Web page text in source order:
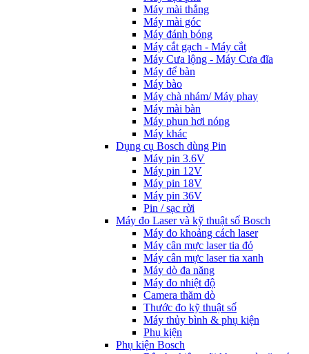
Máy mài thẳng
Máy mài góc
Máy đánh bóng
Máy cắt gạch - Máy cắt
Máy Cưa lộng - Máy Cưa đĩa
Máy để bàn
Máy bào
Máy chà nhám/ Máy phay
Máy mài bàn
Máy phun hơi nóng
Máy khác
Dụng cụ Bosch dùng Pin
Máy pin 3.6V
Máy pin 12V
Máy pin 18V
Máy pin 36V
Pin / sạc rời
Máy đo Laser và kỹ thuật số Bosch
Máy đo khoảng cách laser
Máy cân mực laser tia đỏ
Máy cân mực laser tia xanh
Máy dò đa năng
Máy đo nhiệt độ
Camera thăm dò
Thước đo kỹ thuật số
Máy thủy bình & phụ kiện
Phụ kịện
Phụ kiện Bosch